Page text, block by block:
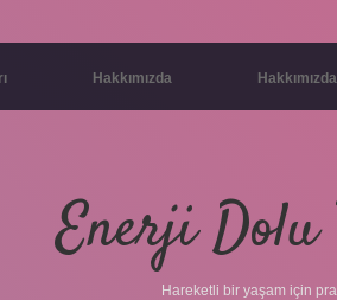
Hakkımızda Hakkımızda
Enerji Dolu
Hareketli bir yaşam için